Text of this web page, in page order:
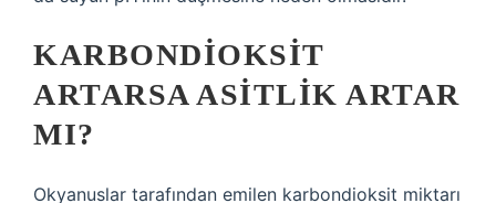
KARBONDIOKSIT
ARTARSA ASITLIK ARTAR
MI?
Okyanuslar tarafından emilen karbondioksit miktarı